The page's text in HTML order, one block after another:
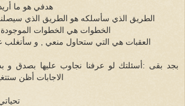
هدفي هو ما
الطريق الذي سأسلكه هو الطريق الذي
الخطوات هي الخطوات
العقبات هي التي ستحاول منعي , و سأتغلب
بجد بقى :أسئلتك لو عرفنا نجاوب عليها بصدق و
الاجابات أظن